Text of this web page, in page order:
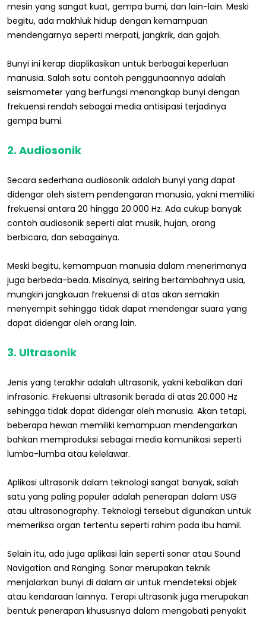
mesin yang sangat kuat, gempa bumi, dan lain-lain. Meski
begitu, ada makhluk hidup dengan kemampuan
mendengarnya seperti merpati, jangkrik, dan gajah.
Bunyi ini kerap diaplikasikan untuk berbagai keperluan
manusia. Salah satu contoh penggunaannya adalah
seismometer yang berfungsi menangkap bunyi dengan
frekuensi rendah sebagai media antisipasi terjadinya
gempa bumi.
2. Audiosonik
Secara sederhana audiosonik adalah bunyi yang dapat
didengar oleh sistem pendengaran manusia, yakni memiliki
frekuensi antara 20 hingga 20.000 Hz. Ada cukup banyak
contoh audiosonik seperti alat musik, hujan, orang
berbicara, dan sebagainya.
Meski begitu, kemampuan manusia dalam menerimanya
juga berbeda-beda. Misalnya, seiring bertambahnya usia,
mungkin jangkauan frekuensi di atas akan semakin
menyempit sehingga tidak dapat mendengar suara yang
dapat didengar oleh orang lain.
3. Ultrasonik
Jenis yang terakhir adalah ultrasonik, yakni kebalikan dari
infrasonic. Frekuensi ultrasonik berada di atas 20.000 Hz
sehingga tidak dapat didengar oleh manusia. Akan tetapi,
beberapa hewan memiliki kemampuan mendengarkan
bahkan memproduksi sebagai media komunikasi seperti
lumba-lumba atau kelelawar.
Aplikasi ultrasonik dalam teknologi sangat banyak, salah
satu yang paling populer adalah penerapan dalam USG
atau ultrasonography. Teknologi tersebut digunakan untuk
memeriksa organ tertentu seperti rahim pada ibu hamil.
Selain itu, ada juga aplikasi lain seperti sonar atau Sound
Navigation and Ranging. Sonar merupakan teknik
menjalarkan bunyi di dalam air untuk mendeteksi objek
atau kendaraan lainnya. Terapi ultrasonik juga merupakan
bentuk penerapan khususnya dalam mengobati penyakit